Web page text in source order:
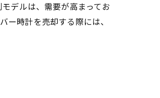
デルは、需要が高まってお
ー時計を売却する際には、